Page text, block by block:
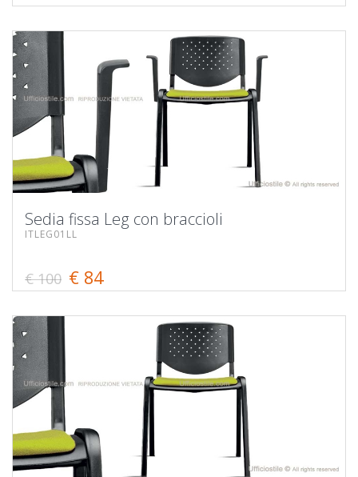
Sedia fissa Leg con braccioli
ITLEG01LL
€ 100 € 84